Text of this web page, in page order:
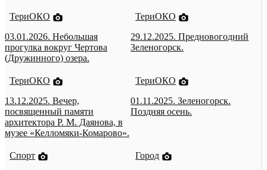
ТериОКО
03.01.2026. Небольшая
прогулка вокруг Чертова
(Дружинного) озера.
ТериОКО
29.12.2025. Предновогодний
Зеленогорск.
ТериОКО
13.12.2025. Вечер,
посвященный памяти
архитектора Р. М. Даянова, в
музее «Келломяки-Комарово».
ТериОКО
01.11.2025. Зеленогорск.
Поздняя осень.
Спорт
Город